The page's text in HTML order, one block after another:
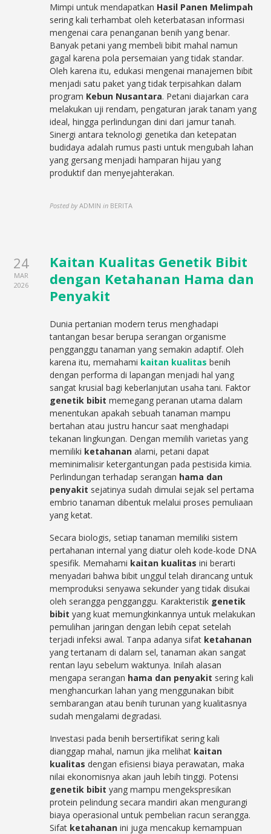
Mimpi untuk mendapatkan Hasil Panen Melimpah
sering kali terhambat oleh keterbatasan informasi
mengenai cara penanganan benih yang benar.
Banyak petani yang membeli bibit mahal namun
gagal karena pola persemaian yang tidak standar.
Oleh karena itu, edukasi mengenai manajemen bibit
menjadi satu paket yang tidak terpisahkan dalam
program Kebun Nusantara. Petani diajarkan cara
melakukan uji rendam, pengaturan jarak tanam yang
ideal, hingga perlindungan dini dari jamur tanah.
Sinergi antara teknologi genetika dan ketepatan
budidaya adalah rumus pasti untuk mengubah lahan
yang gersang menjadi hamparan hijau yang
produktif dan menyejahterakan.
Posted by ADMIN in BERITA
24
MAR
2026
Kaitan Kualitas Genetik Bibit
dengan Ketahanan Hama dan
Penyakit
Dunia pertanian modern terus menghadapi
tantangan besar berupa serangan organisme
pengganggu tanaman yang semakin adaptif. Oleh
karena itu, memahami kaitan kualitas benih
dengan performa di lapangan menjadi hal yang
sangat krusial bagi keberlanjutan usaha tani. Faktor
genetik bibit memegang peranan utama dalam
menentukan apakah sebuah tanaman mampu
bertahan atau justru hancur saat menghadapi
tekanan lingkungan. Dengan memilih varietas yang
memiliki ketahanan alami, petani dapat
meminimalisir ketergantungan pada pestisida kimia.
Perlindungan terhadap serangan hama dan
penyakit sejatinya sudah dimulai sejak sel pertama
embrio tanaman dibentuk melalui proses pemuliaan
yang ketat.
Secara biologis, setiap tanaman memiliki sistem
pertahanan internal yang diatur oleh kode-kode DNA
spesifik. Memahami kaitan kualitas ini berarti
menyadari bahwa bibit unggul telah dirancang untuk
memproduksi senyawa sekunder yang tidak disukai
oleh serangga pengganggu. Karakteristik genetik
bibit yang kuat memungkinkannya untuk melakukan
pemulihan jaringan dengan lebih cepat setelah
terjadi infeksi awal. Tanpa adanya sifat ketahanan
yang tertanam di dalam sel, tanaman akan sangat
rentan layu sebelum waktunya. Inilah alasan
mengapa serangan hama dan penyakit sering kali
menghancurkan lahan yang menggunakan bibit
sembarangan atau benih turunan yang kualitasnya
sudah mengalami degradasi.
Investasi pada benih bersertifikat sering kali
dianggap mahal, namun jika melihat kaitan
kualitas dengan efisiensi biaya perawatan, maka
nilai ekonomisnya akan jauh lebih tinggi. Potensi
genetik bibit yang mampu mengekspresikan
protein pelindung secara mandiri akan mengurangi
biaya operasional untuk pembelian racun serangga.
Sifat ketahanan ini juga mencakup kemampuan